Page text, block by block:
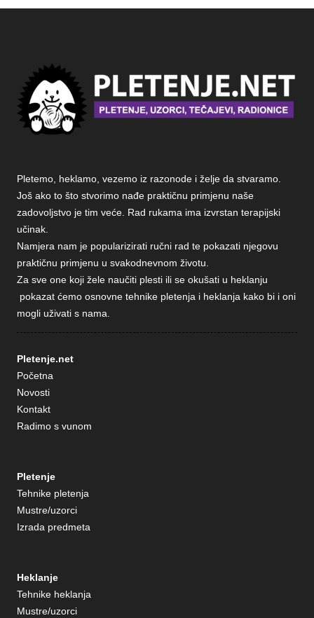
Pletemo, heklamo, vezemo iz razonode i želje da stvaramo.
Još ako to što stvorimo nađe praktičnu primjenu naše
zadovoljstvo je tim veće. Rad rukama ima izvrstan terapijski
učinak.
Namjera nam je popularizirati ručni rad te pokazati njegovu
praktičnu primjenu u svakodnevnom životu.
Za sve one koji žele naučiti plesti ili se okušati u heklanju
pokazat ćemo osnovne tehnike pletenja i heklanja kako bi i oni
mogli uživati s nama.
Pletenje.net
Početna
Novosti
Kontakt
Radimo s vunom
Pletenje
Tehnike pletenja
Mustre/uzorci
Izrada predmeta
Heklanje
Tehnike heklanja
Mustre/uzorci